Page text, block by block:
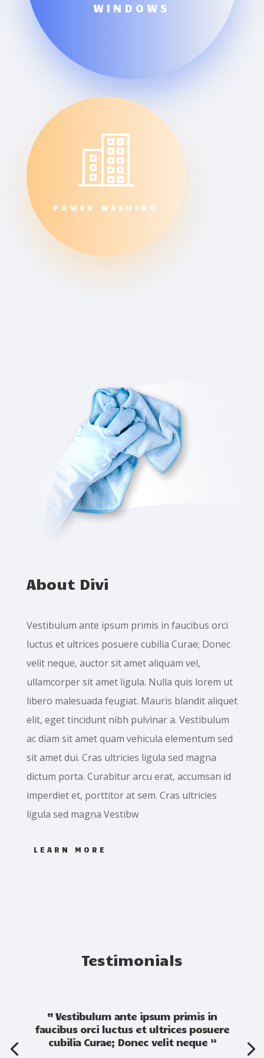
WINDOWS
POWER WASHING
About Divi
Vestibulum ante ipsum primis in faucibus orci
luctus et ultrices posuere cubilia Curae; Donec
velit neque, auctor sit amet aliquam vel,
ullamcorper sit amet ligula. Nulla quis lorem ut
libero malesuada feugiat. Mauris blandit aliquet
elit, eget tincidunt nibh pulvinar a. Vestibulum
ac diam sit amet quam vehicula elementum sed
sit amet dui. Cras ultricies ligula sed magna
dictum porta. Curabitur arcu erat, accumsan id
imperdiet et, porttitor at sem. Cras ultricies
ligula sed magna Vestibw
LEARN MORE
Testimonials
“ Vestibulum ante ipsum primis in
faucibus orci luctus et ultrices posuere
cubilia Curae; Donec velit neque ”